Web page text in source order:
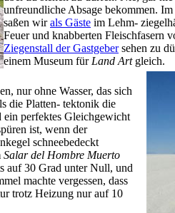
unfreundliche Absage bekommen.
saßen wirals Gäste im Lehm-
Feuer und knabberten Fleischfasern
Ziegenstall der Gastgebersehen zu
einem Museum für Land Artgleich.
nur ohne Wasser, das sich
die Platten- tektonik die
perfektes Gleichgewicht
ist, wenn der
schneebedeckt
Salar del Hombre Muerto
auf 30 Grad unter Null, und
machte vergessen, dass
trotz Heizung nur auf 10